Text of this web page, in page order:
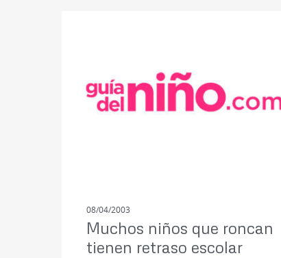
08/04/2003
Muchos niños que roncan
tienen retraso escolar